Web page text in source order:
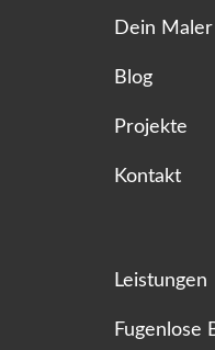
Dein
Blog
Projekte
Kontakt
Leistungen
Fugenlose